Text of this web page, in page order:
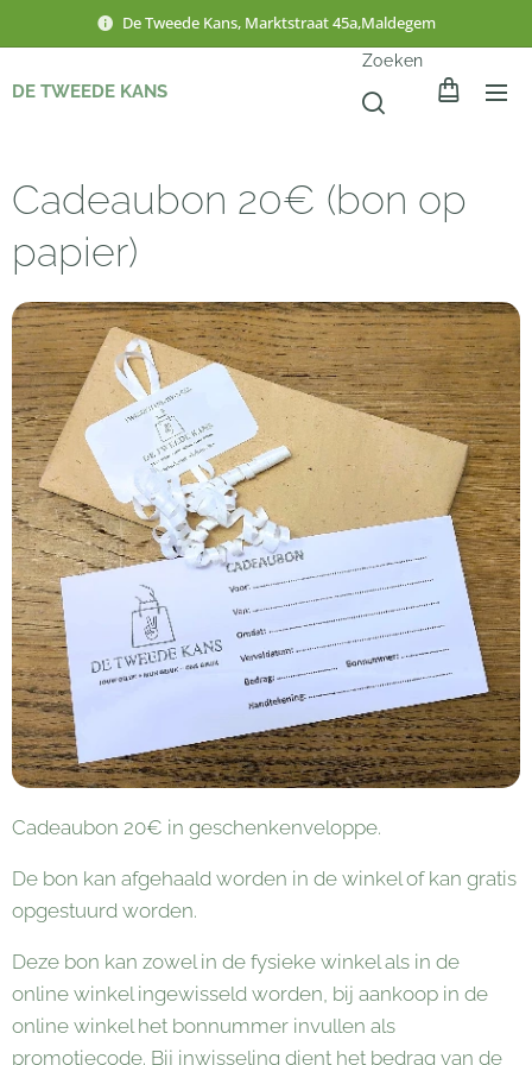
De Tweede Kans, Marktstraat 45a,Maldegem
DE TWEEDE KANS
Zoeken
Cadeaubon 20€ (bon op
papier)
Cadeaubon 20€ in geschenkenveloppe.
De bon kan afgehaald worden in de winkel of kan gratis
opgestuurd worden.
Deze bon kan zowel in de fysieke winkel als in de
online winkel ingewisseld worden, bij aankoop in de
online winkel het bonnummer invullen als
promotiecode. Bij inwisseling dient het bedrag van de